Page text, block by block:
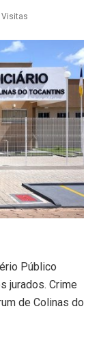
Visitas
Público
jurados. Crime
de Colinas do